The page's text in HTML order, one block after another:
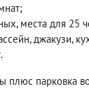
места для 25
джакузи,
плюс парковка